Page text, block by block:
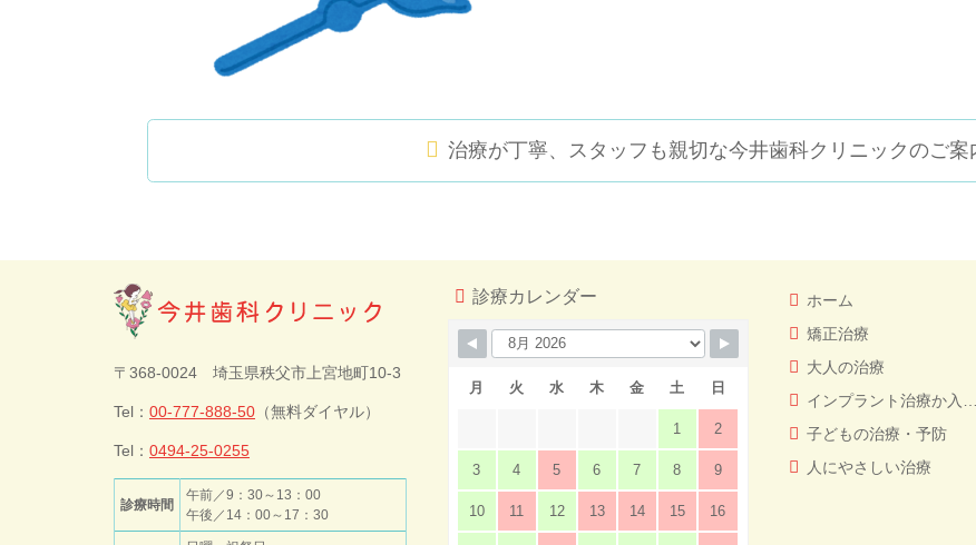
治療が丁寧、スタッフも親切な今井歯科クリニックのご案
ン
ツ
本
文
先
頭
戻
の
先
頭
へ
る
今井歯科クリ
ニック
〒368-0024 埼玉県秩父市上宮地町10-3
Tel： 00-777-888-50 （無料ダイヤル）
Tel： 0494-25-0255
診療時間
午前／9：30～13：00
午後／14：00～17：30
診療カレンダー
月 火 水 木 金 土 日
1 2
3 4 5 6 7 8 9
10 11 12 13 14 15 16
ホーム
矯正治療
大人の治療
インプラント治療か入れ歯（義歯）どっちを選ぶ！？
子どもの治療・予防
人にやさしい治療